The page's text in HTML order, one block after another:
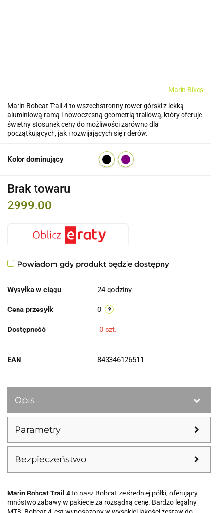
Marin Bikes
Marin Bobcat Trail 4 to wszechstronny rower górski z lekką
aluminiową ramą i nowoczesną geometrią trailową, który oferuje
świetny stosunek ceny do możliwości zarówno dla
początkujących, jak i rozwijających się riderów.
Kolor dominujący
Brak towaru
2999.00
Powiadom gdy produkt będzie dostępny
Wysyłka w ciągu 24 godziny
Cena przesyłki 0
Dostępność 0 szt.
EAN 843346126511
Opis
Parametry
Bezpieczeństwo
Marin Bobcat Trail 4to nasz Bobcat ze średniej półki, oferujący
mnóstwo zabawy w pakiecie za rozsądną cenę. Bardzo legalny